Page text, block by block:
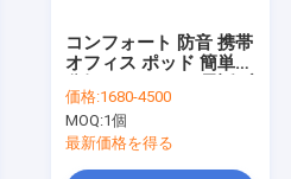
コンフォート 防音 携帯
オフィス ポッド 簡単に
ース
価格:1680-4500
MOQ:1個
最新価格を得る